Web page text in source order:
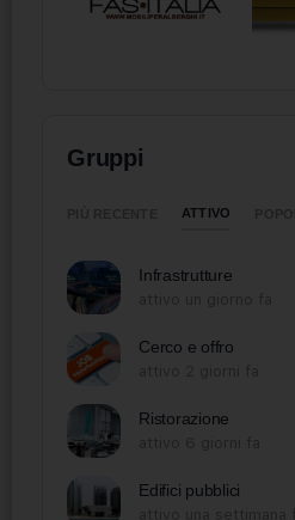
Gruppi
ATTIVO
Infrastrutture
Cerco e offro
Ristorazione
Edifici pubblici